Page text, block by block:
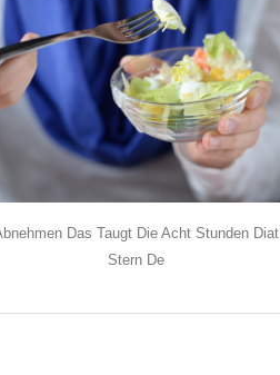
Das Taugt Die Acht Stunden Diat
Stern De